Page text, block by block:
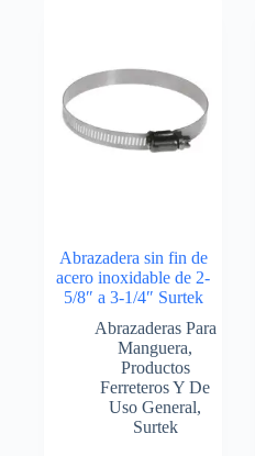
Abrazadera sin fin de
acero inoxidable de 2-
5/8″ a 3-1/4″ Surtek
Abrazaderas Para
Manguera,
Productos
Ferreteros Y De
Uso General,
Surtek